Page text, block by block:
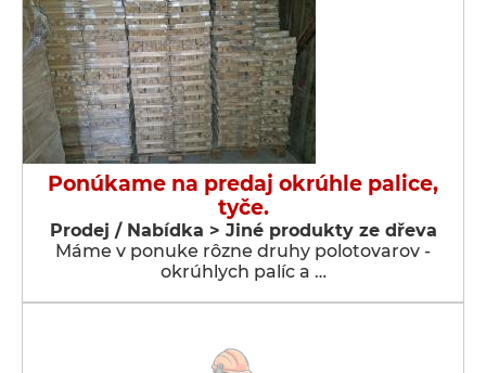
Ponúkame na predaj okrúhle palice,
tyče.
Prodej / Nabídka > Jiné produkty ze dřeva
Máme v ponuke rôzne druhy polotovarov -
okrúhlych palíc a …